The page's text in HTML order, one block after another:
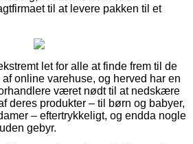
til at levere pakken til et
let for alle at finde frem til de
online varehuse, og herved har en
været nødt til at nedskære
deres produkter – til børn og babyer,
– eftertrykkeligt, og endda nogle
gebyr.